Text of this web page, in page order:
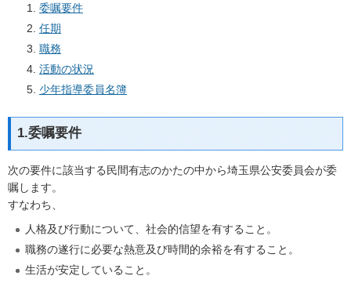
委嘱要件
任期
職務
活動の状況
少年指導委員名簿
1.委嘱要件
次の要件に該当する民間有志のかたの中から埼玉県公安委員会が委
嘱します。
すなわち、
人格及び行動について、社会的信望を有すること。
職務の遂行に必要な熱意及び時間的余裕を有すること。
生活が安定していること。